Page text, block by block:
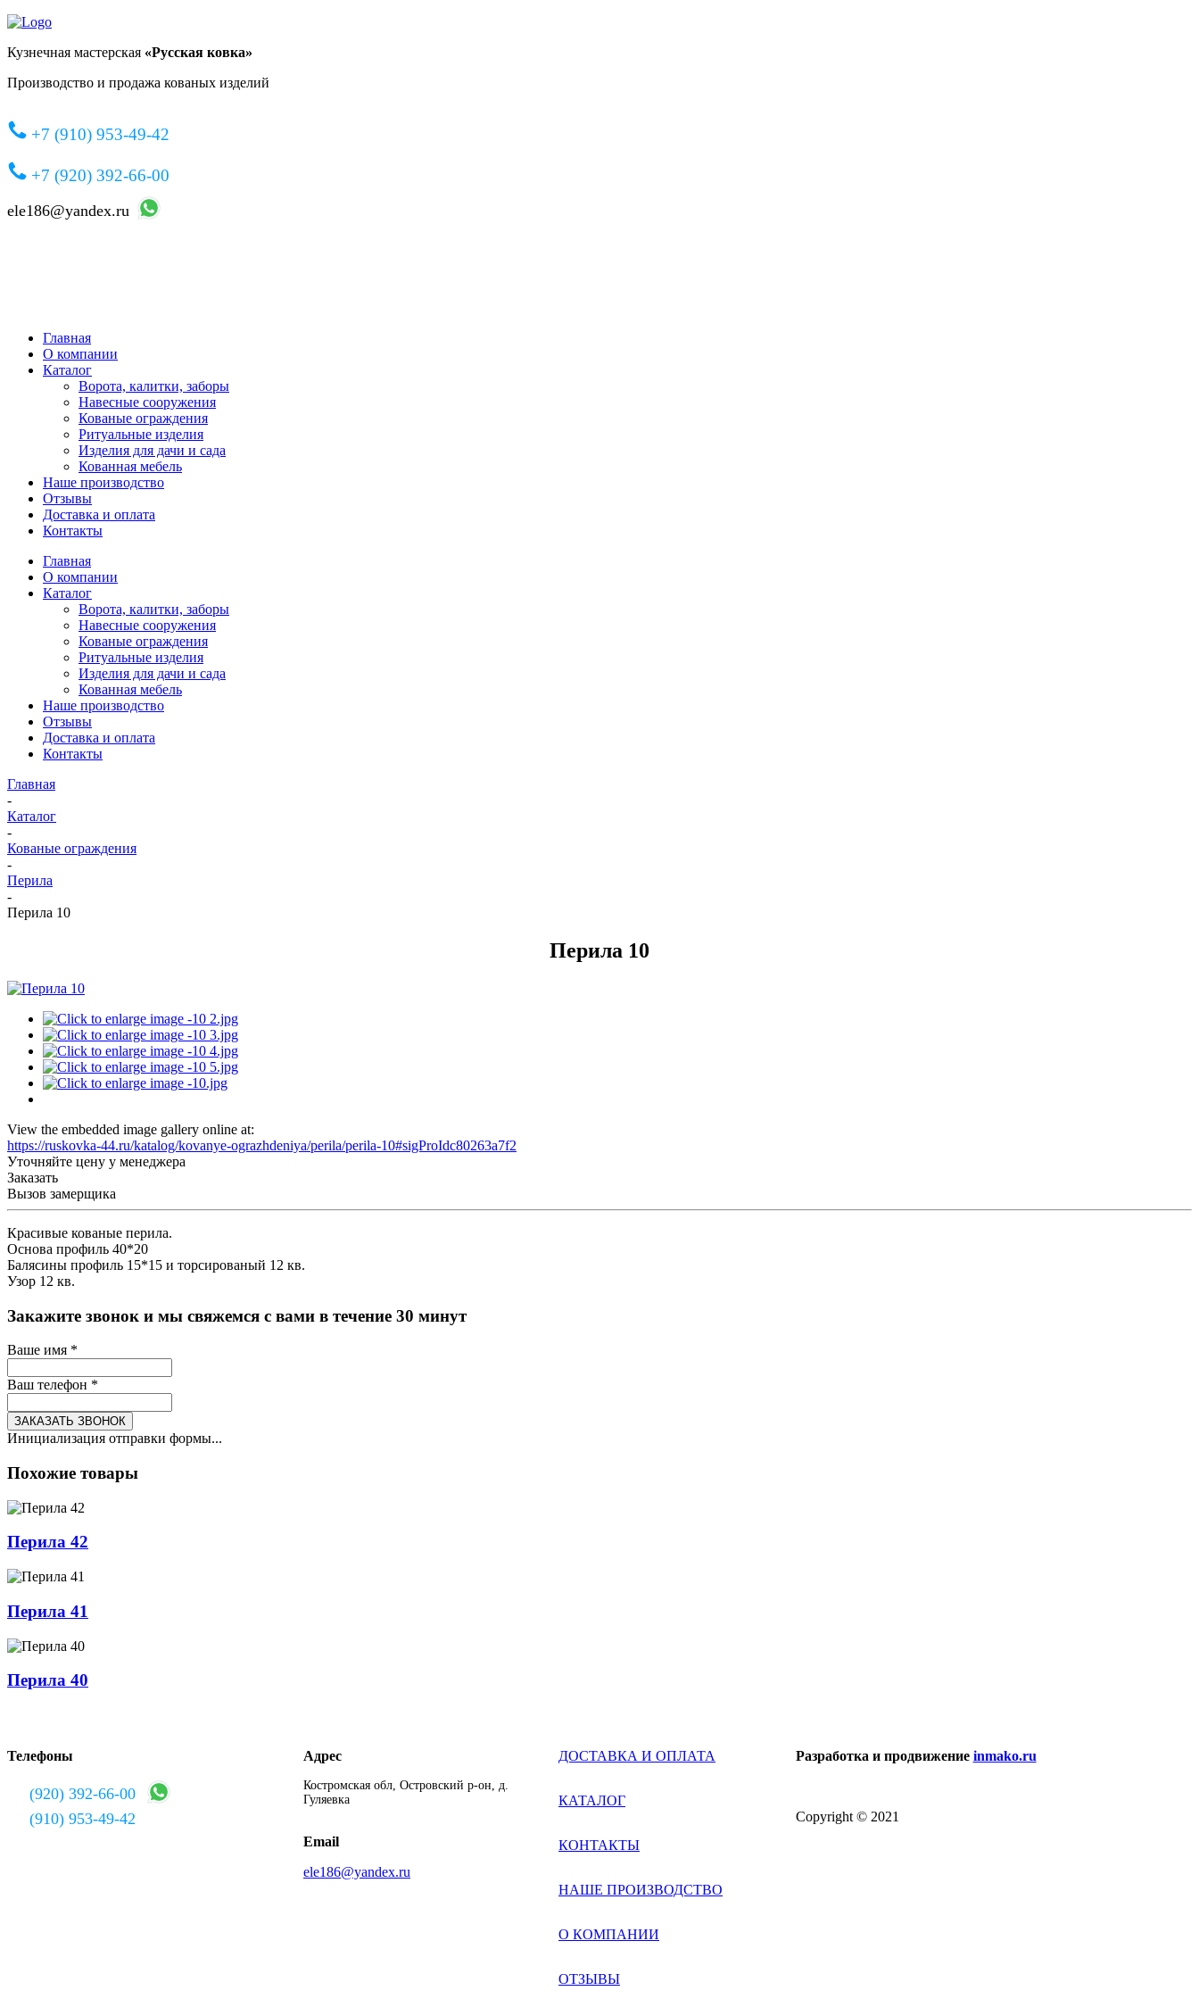
Кузнечная мастерская «Русская ковка»
Производство и продажа кованых изделий
+7 (910) 953-49-42
+7 (920) 392-66-00
ele186@yandex.ru
Главная
О компании
Каталог
Ворота, калитки, заборы
Навесные сооружения
Кованые ограждения
Ритуальные изделия
Изделия для дачи и сада
Кованная мебель
Наше производство
Отзывы
Доставка и оплата
Контакты
Главная
О компании
Каталог
Ворота, калитки, заборы
Навесные сооружения
Кованые ограждения
Ритуальные изделия
Изделия для дачи и сада
Кованная мебель
Наше производство
Отзывы
Доставка и оплата
Контакты
Главная
-
Каталог
-
Кованые ограждения
-
Перила
-
Перила 10
Перила 10
View the embedded image gallery online at:
https://ruskovka-44.ru/katalog/kovanye-ograzhdeniya/perila/perila-10#sigProIdc80263a7f2
Уточняйте цену у менеджера
Заказать
Вызов замерщика
Красивые кованые перила.
Основа профиль 40*20
Балясины профиль 15*15 и торсированый 12 кв.
Узор 12 кв.
Закажите звонок и мы свяжемся с вами в течение 30 минут
Ваше имя *
Ваш телефон *
ЗАКАЗАТЬ ЗВОНОК
Инициализация отправки формы...
Похожие товары
Перила 42
Перила 41
Перила 40
Телефоны
(920) 392-66-00
(910) 953-49-42
Адрес
Костромская обл, Островский р-он, д.
Гуляевка
Email
ele186@yandex.ru
ДОСТАВКА И ОПЛАТА
КАТАЛОГ
КОНТАКТЫ
НАШЕ ПРОИЗВОДСТВО
О КОМПАНИИ
ОТЗЫВЫ
Разработка и продвижение inmako.ru
Copyright © 2021